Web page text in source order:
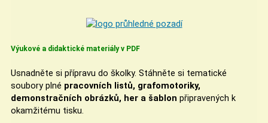
Výukové a didaktické materiály v PDF
Usnadněte si přípravu do školky. Stáhněte si tematické
soubory plné pracovních listů, grafomotoriky,
demonstračních obrázků, her a šablon připravených k
okamžitému tisku.